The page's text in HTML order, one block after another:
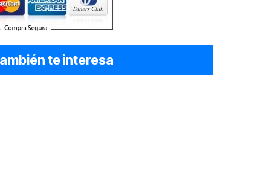
te interesa